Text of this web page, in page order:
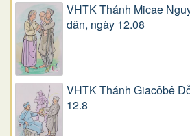
VHTK Thánh Micae
dân, ngày 12.08
VHTK Thánh Giacôbê
12.8